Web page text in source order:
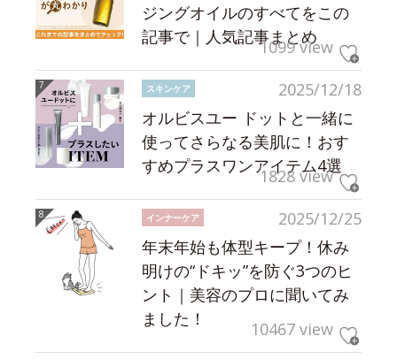
ジングオイルのすべてをこの
記事で｜人気記事まとめ
1099 view
2025/12/18
スキンケア
オルビスユー ドットと一緒に
使ってさらなる美肌に！おす
すめプラスワンアイテム4選
1828 view
2025/12/25
インナーケア
年末年始も体型キープ！休み
明けの“ドキッ”を防ぐ3つのヒ
ント｜美容のプロに聞いてみ
ました！
10467 view